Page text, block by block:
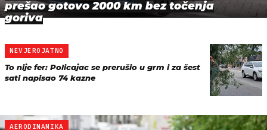
prešao gotovo 2000 km bez točenja
goriva
NEVJEROJATNO
To nije fer: Policajac se prerušio u grm i za šest
sati napisao 74 kazne
AERODINAMIKA